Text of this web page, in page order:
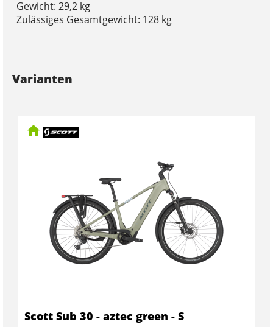
Gewicht: 29,2 kg
Zulässiges Gesamtgewicht: 128 kg
Varianten
Scott Sub 30 - aztec green - S